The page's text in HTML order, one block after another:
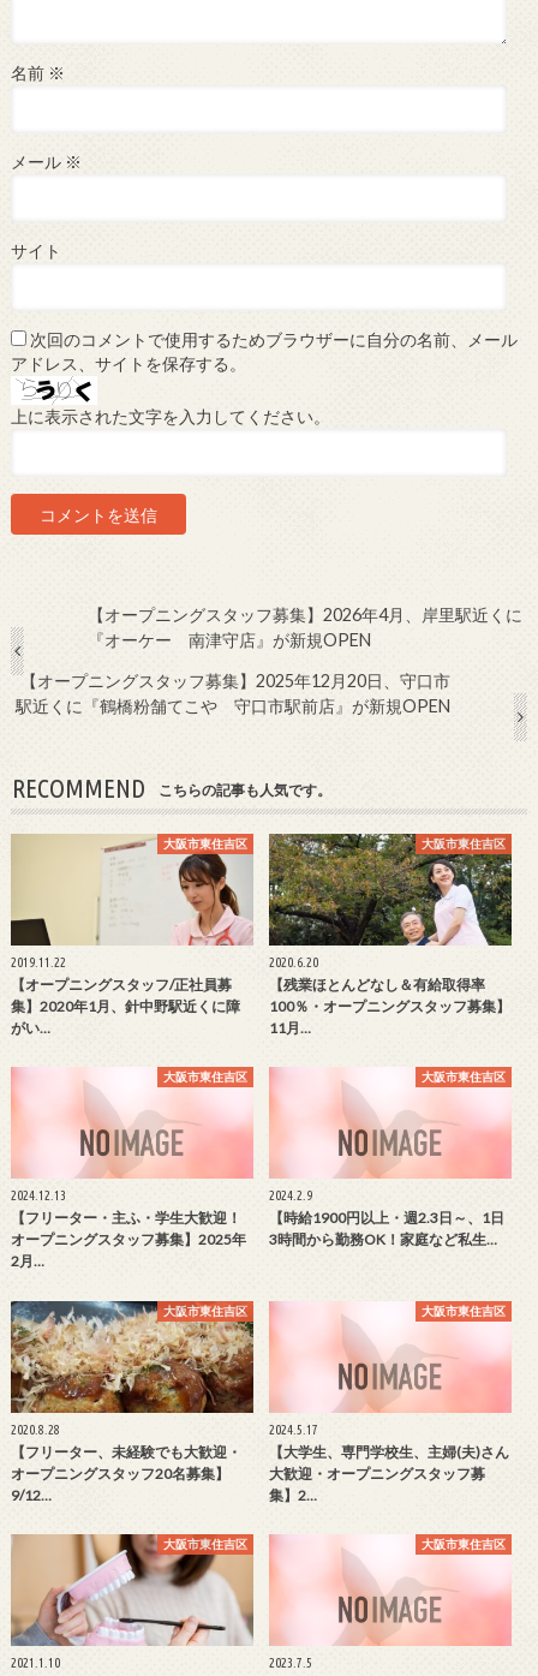
名前 ※
メール ※
サイト
次回のコメントで使用するためブラウザーに自分の名前、メール
アドレス、サイトを保存する。
上に表示された文字を入力してください。
【オープニングスタッフ募集】2026年4月、岸里駅近くに
『オーケー 南津守店』が新規OPEN
【オープニングスタッフ募集】2025年12月20日、守口市
駅近くに『鶴橋粉舗てこや 守口市駅前店』が新規OPEN
RECOMMEND こちらの記事も人気です。
大阪市東住吉区
2019.11.22
【オープニングスタッフ/正社員募
集】2020年1月、針中野駅近くに障
がい…
大阪市東住吉区
2020.6.20
【残業ほとんどなし＆有給取得率
100％・オープニングスタッフ募集】
11月…
大阪市東住吉区
2024.12.13
【フリーター・主ふ・学生大歓迎！
オープニングスタッフ募集】2025年
2月…
大阪市東住吉区
2024.2.9
【時給1900円以上・週2.3日～、1日
3時間から勤務OK！家庭など私生…
大阪市東住吉区
2020.8.28
【フリーター、未経験でも大歓迎・
オープニングスタッフ20名募集】
9/12…
大阪市東住吉区
2024.5.17
【大学生、専門学校生、主婦(夫)さん
大歓迎・オープニングスタッフ募
集】2…
大阪市東住吉区
2021.1.10
大阪市東住吉区
2023.7.5